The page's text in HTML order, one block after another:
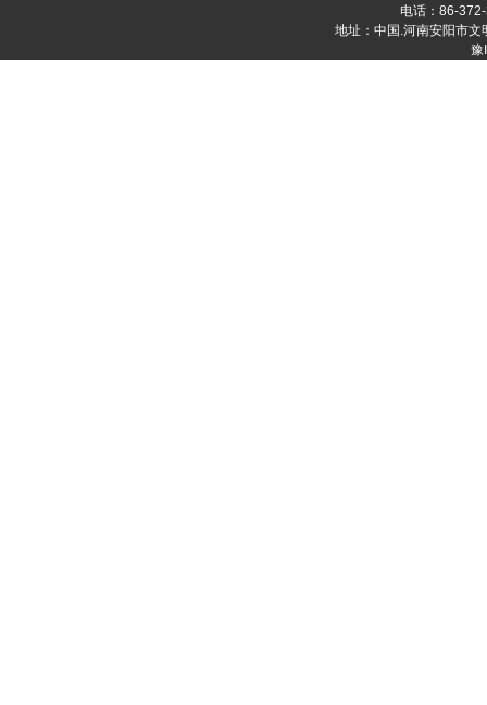
电话：86-
地址：中国.河南安阳市
豫